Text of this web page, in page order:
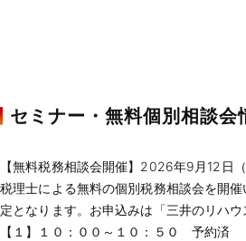
セミナー・無料個別相談会
【無料税務相談会開催】2026年9月12日（
税理士による無料の個別税務相談会を開
定となります。お申込みは「三井のリハ
【１】１０：００～１０：５０ 予約済